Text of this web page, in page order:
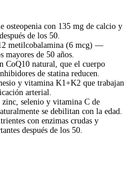
osteopenia con 135 mg de calcio y
de los 50.
metilcobalamina (6 mcg) —
mayores de 50 años.
CoQ10 natural, que el cuerpo
de statina reducen.
y vitamina K1+K2 que trabajan
arterial.
selenio y vitamina C de
se debilitan con la edad.
con enzimas crudas y
después de los 50.